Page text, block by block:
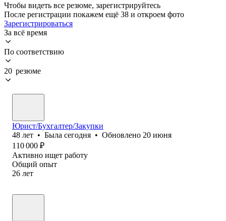
Чтобы видеть все резюме, зарегистрируйтесь
После регистрации покажем ещё 38 и откроем фото
Зарегистрироваться
За всё время
По соответствию
20 резюме
Юрист/Бухгалтер/Закупки
48 лет • Была сегодня • Обновлено 20 июня
110 000 ₽
Активно ищет работу
Общий опыт
26 лет